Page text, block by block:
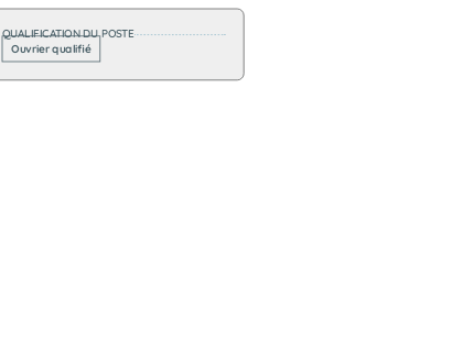
QUALIFICATION DU POSTE
Ouvrier qualifié